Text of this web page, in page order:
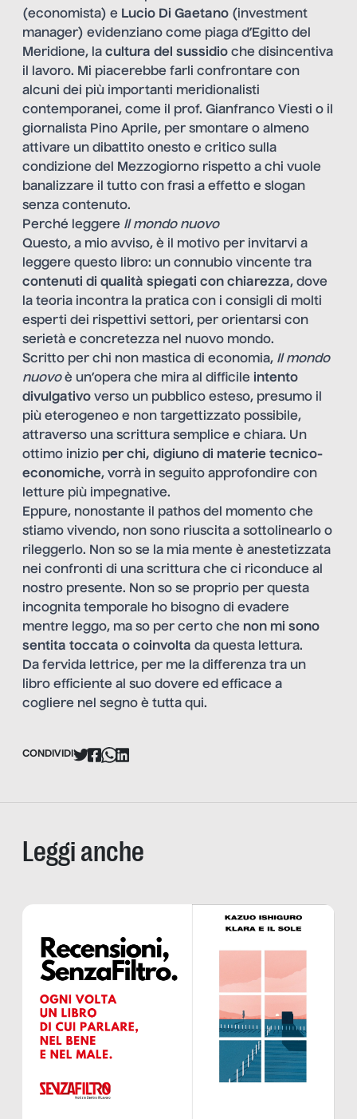
(economista) e Lucio Di Gaetano (investment
manager) evidenziano come piaga d’Egitto del
Meridione, la cultura del sussidio che disincentiva
il lavoro. Mi piacerebbe farli confrontare con
alcuni dei più importanti meridionalisti
contemporanei, come il prof. Gianfranco Viesti o il
giornalista Pino Aprile, per smontare o almeno
attivare un dibattito onesto e critico sulla
condizione del Mezzogiorno rispetto a chi vuole
banalizzare il tutto con frasi a effetto e slogan
senza contenuto.
Perché leggere Il mondo nuovo
Questo, a mio avviso, è il motivo per invitarvi a
leggere questo libro: un connubio vincente tra
contenuti di qualità spiegati con chiarezza, dove
la teoria incontra la pratica con i consigli di molti
esperti dei rispettivi settori, per orientarsi con
serietà e concretezza nel nuovo mondo.
Scritto per chi non mastica di economia, Il mondo
nuovoè un’opera che mira al difficile intento
divulgativo verso un pubblico esteso, presumo il
più eterogeneo e non targettizzato possibile,
attraverso una scrittura semplice e chiara. Un
ottimo inizio per chi, digiuno di materie tecnico-
economiche, vorrà in seguito approfondire con
letture più impegnative.
Eppure, nonostante il pathos del momento che
stiamo vivendo, non sono riuscita a sottolinearlo o
rileggerlo. Non so se la mia mente è anestetizzata
nei confronti di una scrittura che ci riconduce al
nostro presente. Non so se proprio per questa
incognita temporale ho bisogno di evadere
mentre leggo, ma so per certo che non mi sono
sentita toccata o coinvolta da questa lettura.
Da fervida lettrice, per me la differenza tra un
libro efficiente al suo dovere ed efficace a
cogliere nel segno è tutta qui.
CONDIVIDI
Leggi anche